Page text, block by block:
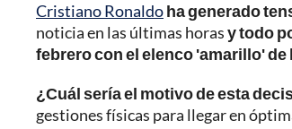
Cristiano Ronaldoha generado
noticia en las últimas horasy todo
febrero con el elenco 'amarillo'
¿Cuál sería el motivo de esta
gestiones físicas para llegar en